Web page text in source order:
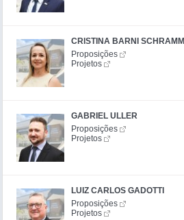
CRISTINA BARNI SCHRAMM
Proposições
Projetos
GABRIEL ULLER
Proposições
Projetos
LUIZ CARLOS GADOTTI
Proposições
Projetos